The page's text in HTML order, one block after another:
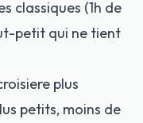
classiques (1h de
petit qui ne tient
plus
petits, moins de